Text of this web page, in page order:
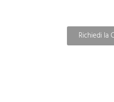
Richiedi la